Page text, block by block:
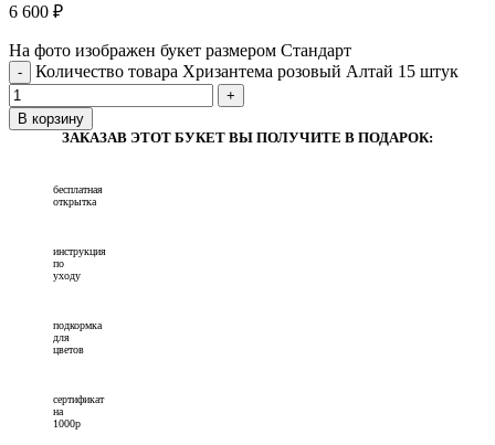
6 600 ₽
На фото изображен букет размером Стандарт
Количество товара Хризантема розовый Алтай 15 штук
В корзину
ЗАКАЗАВ ЭТОТ БУКЕТ ВЫ ПОЛУЧИТЕ В ПОДАРОК:
бесплатная
открытка
инструкция
по
уходу
подкормка
для
цветов
сертификат
на
1000р